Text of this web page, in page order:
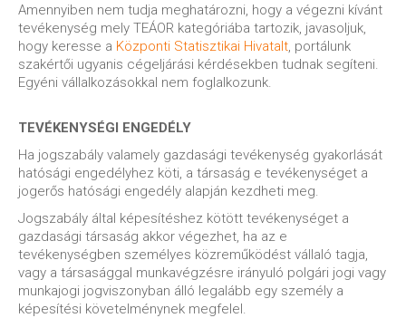
Amennyiben nem tudja meghatározni, hogy a végezni kívánt
tevékenység mely TEÁOR kategóriába tartozik, javasoljuk,
hogy keresse a Központi Statisztikai Hivatalt , portálunk
szakértői ugyanis cégeljárási kérdésekben tudnak segíteni.
Egyéni vállalkozásokkal nem foglalkozunk.
TEVÉKENYSÉGI ENGEDÉLY
Ha jogszabály valamely gazdasági tevékenység gyakorlását
hatósági engedélyhez köti, a társaság e tevékenységet a
jogerős hatósági engedély alapján kezdheti meg.
Jogszabály által képesítéshez kötött tevékenységet a
gazdasági társaság akkor végezhet, ha az e
tevékenységben személyes közreműködést vállaló tagja,
vagy a társasággal munkavégzésre irányuló polgári jogi vagy
munkajogi jogviszonyban álló legalább egy személy a
képesítési követelménynek megfelel.